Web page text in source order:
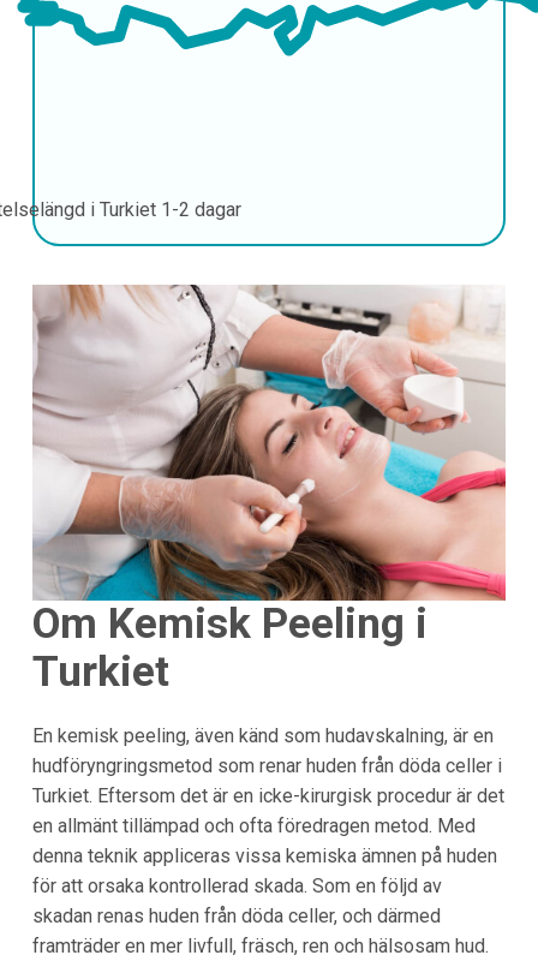
i Turkiet 1-2 dagar
Om Kemisk Peeling i
Turkiet
En kemisk peeling, även känd som hudavskalning, är en
hudföryngringsmetod som renar huden från döda celler i
Turkiet. Eftersom det är en icke-kirurgisk procedur är det
en allmänt tillämpad och ofta föredragen metod. Med
denna teknik appliceras vissa kemiska ämnen på huden
för att orsaka kontrollerad skada. Som en följd av
skadan renas huden från döda celler, och därmed
framträder en mer livfull, fräsch, ren och hälsosam hud.